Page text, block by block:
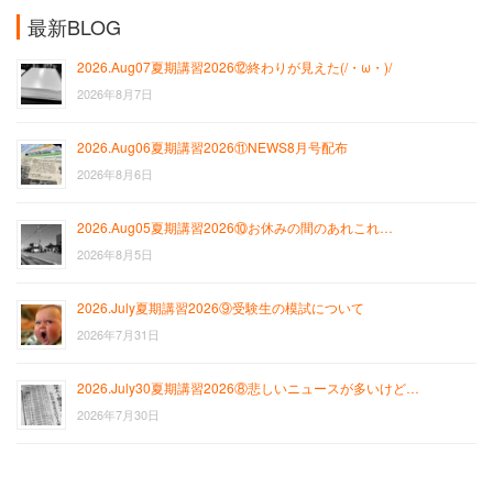
最新BLOG
2026.Aug07夏期講習2026⑫終わりが見えた(/・ω・)/
2026年8月7日
2026.Aug06夏期講習2026⑪NEWS8月号配布
2026年8月6日
2026.Aug05夏期講習2026⑩お休みの間のあれこれ…
2026年8月5日
2026.July夏期講習2026⑨受験生の模試について
2026年7月31日
2026.July30夏期講習2026⑧悲しいニュースが多いけど…
2026年7月30日